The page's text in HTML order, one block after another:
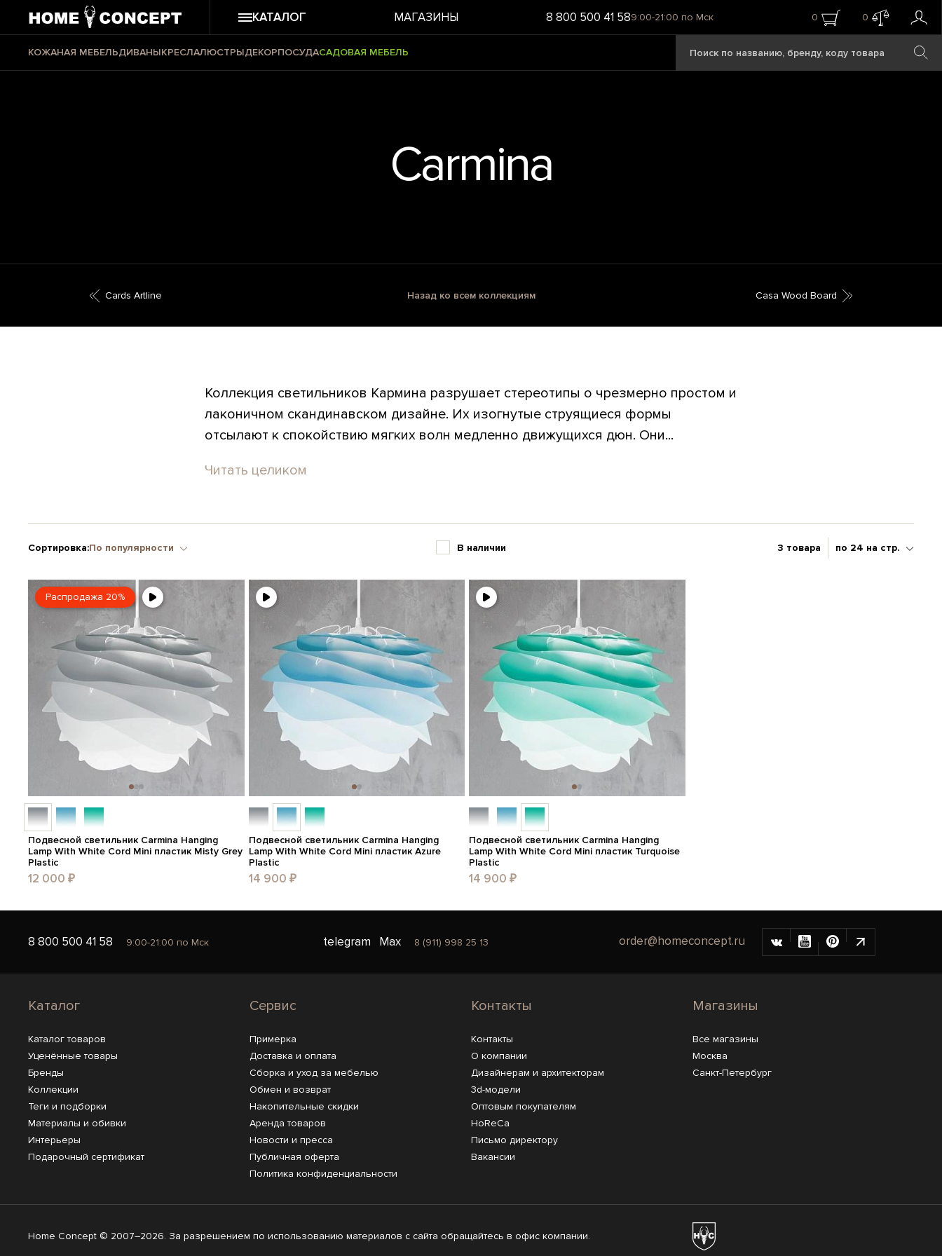
КАТАЛОГ МАГАЗИНЫ 8 800 500 41 589:00-21:00 по Мск 0 0
КОЖАНАЯ МЕБЕЛЬДИВАНЫКРЕСЛАЛЮСТРЫДЕКОРПОСУДАСАДОВАЯ МЕБЕЛЬ
Carmina
Cards Artline Назад ко всем коллекциям Casa Wood Board
Коллекция светильников Кармина разрушает стереотипы о чрезмерно простом и
лаконичном скандинавском дизайне. Их изогнутые струящиеся формы
отсылают к спокойствию мягких волн медленно движущихся дюн. Они...
Читать целиком
Сортировка:По популярности В наличии 3 товара по 24 на стр.
Распродажа 20%
Подвесной светильник Carmina Hanging
Lamp With White Cord Mini пластик Misty Grey
Plastic
12 000 ₽
Подвесной светильник Carmina Hanging
Lamp With White Cord Mini пластик Azure
Plastic
14 900 ₽
Подвесной светильник Carmina Hanging
Lamp With White Cord Mini пластик Turquoise
Plastic
14 900 ₽
8 800 500 41 58 9:00-21:00 по Мск telegram Max 8 (911) 998 25 13 order@homeconcept.ru
Каталог
Каталог товаров
Уценённые товары
Бренды
Коллекции
Теги и подборки
Материалы и обивки
Интерьеры
Подарочный сертификат
Сервис
Примерка
Доставка и оплата
Сборка и уход за мебелью
Обмен и возврат
Накопительные скидки
Аренда товаров
Новости и пресса
Публичная оферта
Политика конфиденциальности
Контакты
Контакты
О компании
Дизайнерам и архитекторам
3d-модели
Оптовым покупателям
HoReCa
Письмо директору
Вакансии
Магазины
Все магазины
Москва
Санкт-Петербург
Home Concept © 2007–2026. За разрешением по использованию материалов с сайта обращайтесь в офис компании.